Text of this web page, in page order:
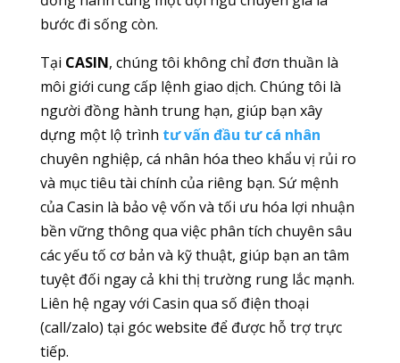
bước đi sống còn.
Tại CASIN, chúng tôi không chỉ đơn thuần là
môi giới cung cấp lệnh giao dịch. Chúng tôi là
người đồng hành trung hạn, giúp bạn xây
dựng một lộ trình tư vấn đầu tư cá nhân
chuyên nghiệp, cá nhân hóa theo khẩu vị rủi ro
và mục tiêu tài chính của riêng bạn. Sứ mệnh
của Casin là bảo vệ vốn và tối ưu hóa lợi nhuận
bền vững thông qua việc phân tích chuyên sâu
các yếu tố cơ bản và kỹ thuật, giúp bạn an tâm
tuyệt đối ngay cả khi thị trường rung lắc mạnh.
Liên hệ ngay với Casin qua số điện thoại
(call/zalo) tại góc website để được hỗ trợ trực
tiếp.